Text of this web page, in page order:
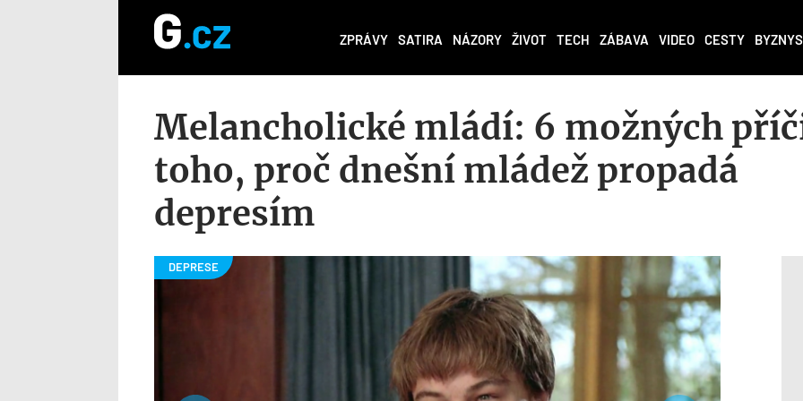
ZPRÁVY SATIRA NÁZORY ŽIVOT TECH ZÁBAVA VIDEO CESTY BYZNYS
Melancholické mládí: 6 možných
toho, proč dnešní mládež propadá
depresím